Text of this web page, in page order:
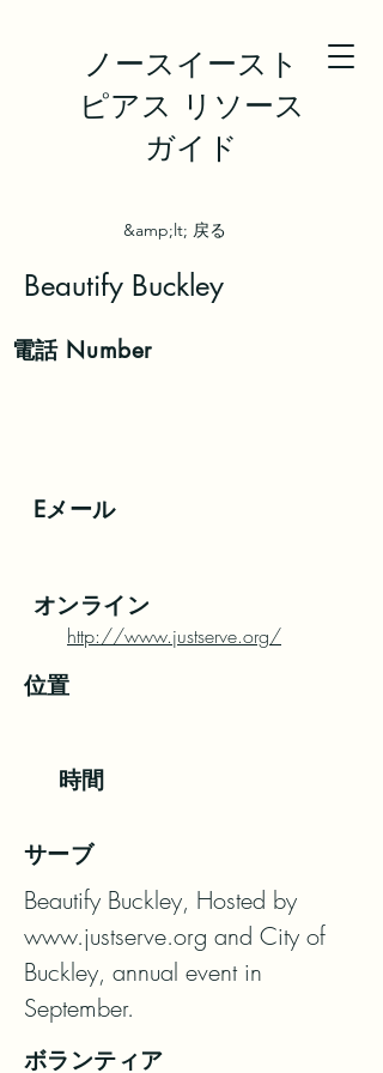
ノースイースト
ピアス リソース
ガイド
&amp;lt; 戻る
Beautify Buckley
電話Number
Eメール
オンライン
http://www.justserve.org/
位置
時間
サーブ
Beautify Buckley, Hosted by
www.justserve.org and City of
Buckley, annual event in
September.
ボランティア